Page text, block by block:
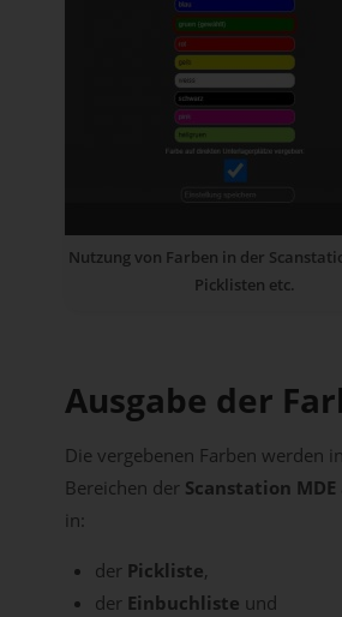
Nutzung von Farben in der
Picklisten etc.
Ausgabe der
Die vergebenen Farben werden
Bereichen der Scanstation MDE
in:
der Pickliste,
der Einbuchliste und